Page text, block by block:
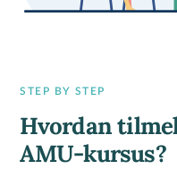
STEP BY STEP
Hvordan
AMU-kursus?